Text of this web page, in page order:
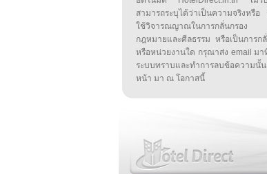
สามารถระบุได้ว่าเป็นความจริงหรื
ใช้วิจารณญาณในการกลั่นกรอง
กฎหมายและศีลธรรม หรือเป็นการก
หรือหน่วยงานใด กรุณาส่ง email มา
ระบบทราบและทำการลบข้อความ
หน้า มา ณ โอกาสนี้